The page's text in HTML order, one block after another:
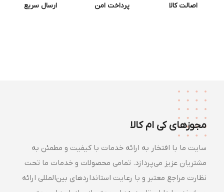
اصالت کالا پرداخت امن ارسال سریع
مجوزهای کی ام کالا
سایت ما با افتخار به ارائه خدمات با کیفیت و مطمئن به
مشتریان عزیز می‌پردازد. تمامی محصولات و خدمات ما تحت
نظارت مراجع معتبر و با رعایت استانداردهای بین‌المللی ارائه